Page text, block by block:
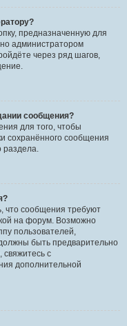
предназначенную для
администратором
через ряд шагов,
сообщения?
для того, чтобы
сохранённого сообщения
раздела.
что сообщения требуют
на форум. Возможно
пользователей,
быть предварительно
с
дополнительной